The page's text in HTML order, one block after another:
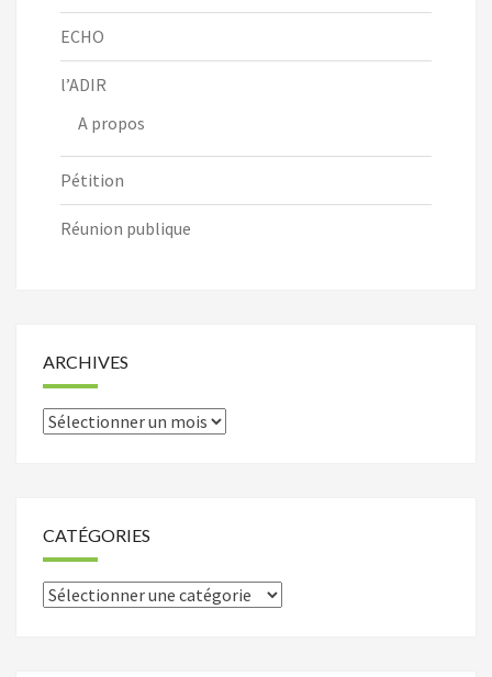
ECHO
l’ADIR
A propos
Pétition
Réunion publique
ARCHIVES
Archives
CATÉGORIES
Catégories